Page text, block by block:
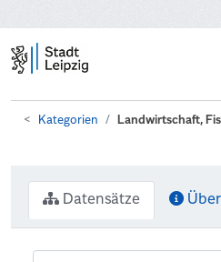
Kategorien Landwirtschaft,
Datensätze